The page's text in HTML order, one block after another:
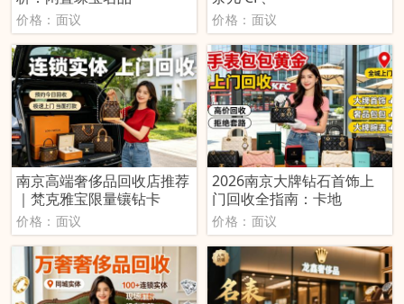
价格：面议 价格：面议
南京高端奢侈品回收店推荐
｜梵克雅宝限量镶钻卡
价格：面议
2026南京大牌钻石首饰上
门回收全指南：卡地
价格：面议